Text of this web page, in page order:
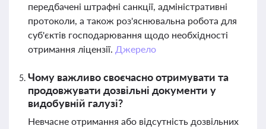
передбачені штрафні санкції, адміністративні
протоколи, а також роз'яснювальна робота для
суб'єктів господарювання щодо необхідності
отримання ліцензії. Джерело
Чому важливо своєчасно отримувати та
продовжувати дозвільні документи у
видобувній галузі?
Невчасне отримання або відсутність дозвільних